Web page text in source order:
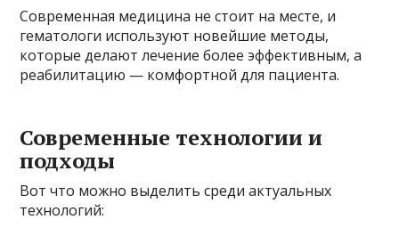
Современная медицина не стоит на месте, и
гематологи используют новейшие методы,
которые делают лечение более эффективным, а
реабилитацию — комфортной для пациента.
Современные технологии и
подходы
Вот что можно выделить среди актуальных
технологий: